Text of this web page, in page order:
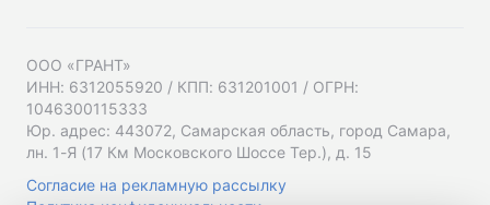
ООО «ГРАНТ»
ИНН: 6312055920 / КПП: 631201001 / ОГРН:
1046300115333
Юр. адрес: 443072, Самарская область, город Самара,
лн. 1-Я (17 Км Московского Шоссе Тер.), д. 15
Согласие на рекламную рассылку